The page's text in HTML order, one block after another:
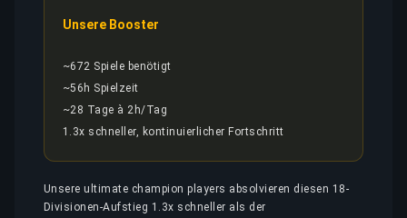
Unsere Booster
~672 Spiele benötigt
~56h Spielzeit
~28 Tage à 2h/Tag
1.3x schneller, kontinuierlicher Fortschritt
Unsere ultimate champion players absolvieren diesen 18-
Divisionen-Aufstieg 1.3x schneller als der